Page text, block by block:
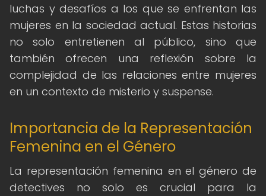
luchas y desafíos a los que se enfrentan las
mujeres en la sociedad actual. Estas historias
no solo entretienen al público, sino que
también ofrecen una reflexión sobre la
complejidad de las relaciones entre mujeres
en un contexto de misterio y suspense.
Importancia de la Representación
Femenina en el Género
La representación femenina en el género de
detectives no solo es crucial para la